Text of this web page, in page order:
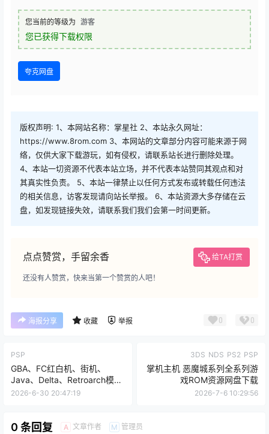
您当前的等级为 游客
您已获得下载权限
夸克网盘
版权声明: 1、本网站名称：掌星社 2、本站永久网址：
https://www.8rom.com 3、本网站的文章部分内容可能来源于网
络，仅供大家下载游玩，如有侵权，请联系站长进行删除处理。
4、本站一切资源不代表本站立场，并不代表本站赞同其观点和对
其真实性负责。 5、本站一律禁止以任何方式发布或转载任何违法
的相关信息，访客发现请向站长举报。 6、本站资源大多存储在云
盘，如发现链接失效，请联系我们我们会第一时间更新。
点点赞赏，手留余香 给TA打赏
还没有人赞赏，快来当第一个赞赏的人吧！
海报分享 收藏 举报 0 0
PSP
GBA、FC红白机、街机、
Java、Delta、Retroarch模拟
器游戏合集含模拟器+游戏
2026-6-30 20:47:19
3DS NDS PS2 PSP
掌机主机 恶魔城系列全系列游
戏ROM资源网盘下载
2026-7-6 10:29:56
0 条回复 A 文章作者 M 管理员